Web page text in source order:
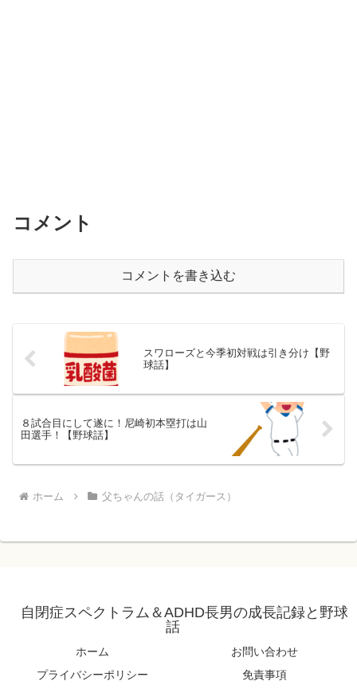
コメント
コメントを書き込む
スワローズと今季初対戦は引き分け【野
球話】
８試合目にして遂に！尼崎初本塁打は山
田選手！【野球話】
ホーム 父ちゃんの話（タイガース）
自閉症スペクトラム＆ADHD長男の成長記録と野球
話
ホーム
お問い合わせ
プライバシーポリシー
免責事項